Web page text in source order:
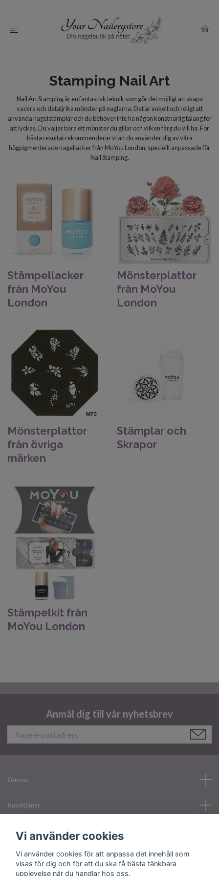
Stamping Nail Art
Nail Art Stamping är en fantastisk teknik som gör det möjligt att skapa
vackra och detaljrika mönster på naglarna. Det är enkelt och roligt att
använda nagelstämplar och du behöver inte ha någon konstnärlig talang för
att lyckas. Du väljer bara ett mönster du gillar och vilken färg du vill ha. För
bästa resultat rekommenderar vi att du använder dig av våra
högpigmenterade nagellacker från MoYou London, speciellt anpassade för
Nail Stamping.
Stämpellacker
från MoYou
London
Mönsterplattor
från MoYou
London
Mönsterplattor
från övriga
märken
Stämplar och
Skrapor
Stämpelkit från
MoYou London
Anmäl dig till vår nyhetsbrev
Om oss
Kundtjänst
Läs mer
Sociala medier
Vi använder cookies
Vi använder cookies för att anpassa det innehåll som
visas för dig och för att du ska få bästa tänkbara
upplevelse när du handlar hos oss.